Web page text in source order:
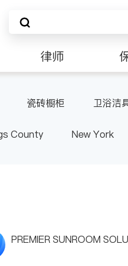
律师
瓷砖橱柜 卫浴洁
County New York
PREMIER SUNROOM